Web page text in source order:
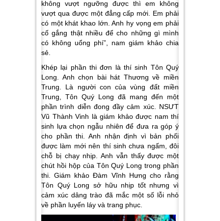
không vượt ngưỡng được thì em không
vượt qua được một đẳng cấp mới. Em phải
có một khát khao lớn. Anh hy vọng em phải
cố gắng thật nhiều để cho những gì mình
có không uổng phí”, nam giám khảo chia
sẻ.
Khép lại phần thi đơn là thí sinh Tôn Quý
Long. Anh chọn bài hát Thương về miền
Trung. Là người con của vùng đất miền
Trung, Tôn Quý Long đã mang đến một
phần trình diễn đong đầy cảm xúc. NSƯT
Vũ Thành Vinh là giám khảo được nam thí
sinh lựa chọn ngẫu nhiên để đưa ra góp ý
cho phần thi. Anh nhận định vì bản phối
được làm mới nên thí sinh chưa ngấm, đôi
chỗ bị chạy nhịp. Anh vẫn thấy được một
chút hồi hộp của Tôn Quý Long trong phần
thi. Giám khảo Đàm Vĩnh Hưng cho rằng
Tôn Quý Long sở hữu nhịp tốt nhưng vì
cảm xúc dâng trào đã mắc một số lỗi nhỏ
về phần luyến láy và trang phục.